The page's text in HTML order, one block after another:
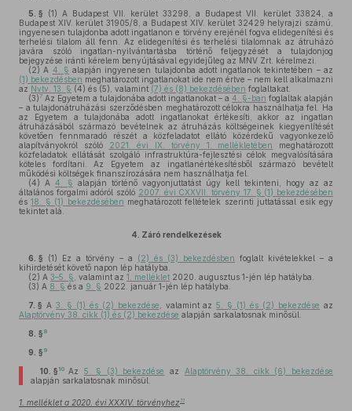
5. § (1) A Budapest VII. kerület 33298, a Budapest VII. kerület 33824, a
Budapest XIV. kerület 31905/8, a Budapest XIV. kerület 32429 helyrajzi számú,
ingyenesen tulajdonba adott ingatlanon e törvény erejénél fogva elidegenítési és
terhelési tilalom áll fenn. Az elidegenítési és terhelési tilalomnak az átruházó
javára szóló ingatlan-nyilvántartásba történő feljegyzését a tulajdonjog
bejegyzése iránti kérelem benyújtásával egyidejűleg az MNV Zrt. kérelmezi.
(2) A 4. § alapján ingyenesen tulajdonba adott ingatlanok tekintetében – az
(1) bekezdésben meghatározott ingatlanokat ide nem értve – nem kell alkalmazni
az Nvtv. 13. § (4) és (5), valamint (7) és (8) bekezdésében foglaltakat.
(3)7 Az Egyetem a tulajdonába adott ingatlanokat – a 4. §-ban foglaltak alapján
– a tulajdonátruházási szerződésben meghatározott célokra használhatja fel. Ha
az Egyetem a tulajdonába adott ingatlanokat értékesíti, akkor az ingatlan
átruházásából származó bevételnek az átruházás költségeinek kiegyenlítését
követően fennmaradó részét a közfeladatot ellátó közérdekű vagyonkezelő
alapítványokról szóló
2021. évi IX. törvény 1. mellékletében
meghatározott
közfeladatok ellátását szolgáló infrastruktúra-fejlesztési célok megvalósítására
köteles fordítani. Az Egyetem az ingatlanértékesítésből származó bevételt
működési költségek finanszírozására nem használhatja fel.
(4) A 4. § alapján történő vagyonjuttatást úgy kell tekinteni, hogy az az
általános forgalmi adóról szóló 2007. évi CXXVII. törvény 17. § (1) bekezdésében
és18. § (1) bekezdésében meghatározott feltételek szerinti juttatással esik egy
tekintet alá.
4. Záró rendelkezések
6. § (1) Ez a törvény – a (2) és (3) bekezdésben foglalt kivételekkel – a
kihirdetését követő napon lép hatályba.
(2) A 3–5. § , valamint az 1. melléklet 2020. augusztus 1-jén lép hatályba.
(3) A 8. § és a 9. § 2022. január 1-jén lép hatályba.
7. § A 3. § (1) és (2) bekezdése , valamint az5. § (1) és (2) bekezdése az
Alaptörvény 38. cikk (1) és (2) bekezdése alapján sarkalatosnak minősül.
8. § 8
9. § 9
10. § 10 Az 5. § (3) bekezdése az
Alaptörvény 38. cikk (6) bekezdése
alapján sarkalatosnak minősül.
1. melléklet a 2020. évi XXXIV. törvényhez 11